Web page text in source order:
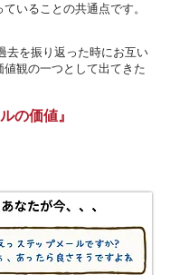
いることの共通点です。
去を振り返った時にお互い
観の一つとして出てきた
の価値』